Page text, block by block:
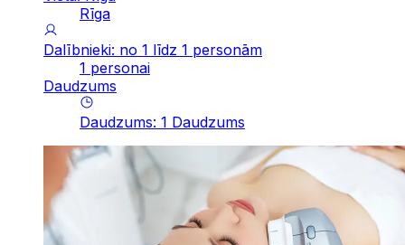
Rīga
Dalībnieki: no 1 līdz 1 personām
1 personai
Daudzums
Daudzums: 1 Daudzums